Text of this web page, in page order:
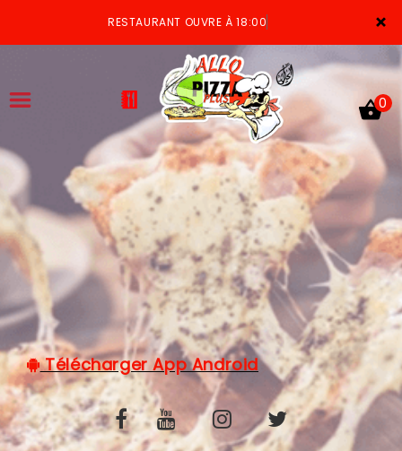
×
RESTAURANT OUVRE À 18:00
ACCUEIL
LA CARTE
VOTRE COMPTE
NOTRE RESTAURANT
VOS AVIS
MENTIONS LÉGALES
C.G.V
0
Télécharger App Android